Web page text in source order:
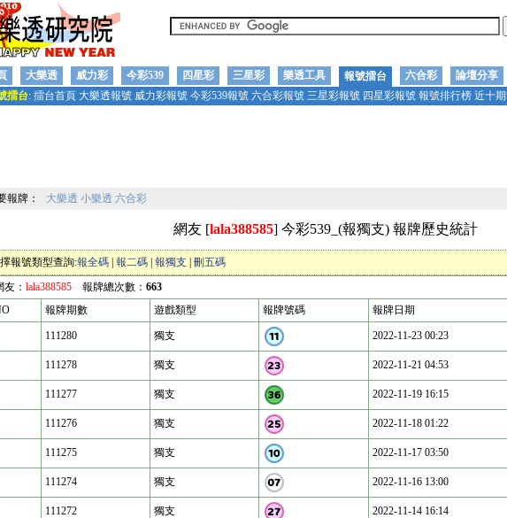
大樂透 威力彩 今彩539 四星彩 三星彩 樂透工具 報號擂台 六合彩 論壇分享
擂台: 擂台首頁 大樂透報號 威力彩報號 今彩539報號 六合彩報號 三星彩報號 四星彩報號 報號排行榜 近十
報牌： 大樂透 小樂透 六合彩
網友 [lala388585] 今彩539_(報獨支) 報牌歷史統計
報號類型查詢:報全碼 報二碼 報獨支
刪五碼
友： lala388585 報牌總次數： 663
報牌期數 遊戲類型 報牌號碼 報牌日期
111280 獨支 2022-11-23 00:23
111278 獨支 2022-11-21 04:53
111277 獨支 2022-11-19 16:15
111276 獨支 2022-11-18 01:22
111275 獨支 2022-11-17 03:50
111274 獨支 2022-11-16 13:00
111272 獨支 2022-11-14 16:14